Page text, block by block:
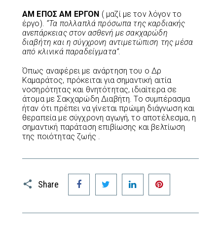
ΑΜ ΕΠΟΣ ΑΜ ΕΡΓΟΝ ( μαζί με τον λόγον το
έργο). “Τα πολλαπλά πρόσωπα της καρδιακής
ανεπάρκειας στον ασθενή με σακχαρώδη
διαβήτη και η σύγχρονη αντιμετώπιση της μέσα
από κλινικά παραδείγματα”.
Όπως αναφέρει με ανάρτηση του ο Δρ
Καμαράτος, πρόκειται για σημαντική αιτία
νοσηρότητας και θνητότητας, ιδιαίτερα σε
άτομα με Σακχαρώδη Διαβήτη. Το συμπέρασμα
ήταν ότι πρέπει να γίνεται πρώιμη διάγνωση και
θεραπεία με σύγχρονη αγωγή, το αποτέλεσμα, η
σημαντική παράταση επιβίωσης και βελτίωση
της ποιότητας ζωής .
Share
Facebook Twitter LinkedIn